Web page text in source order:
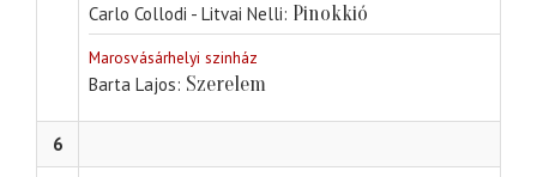
Carlo Collodi - Litvai Nelli Pinokkió
Marosvásárhelyi szinház
Barta Lajos Szerelem
6